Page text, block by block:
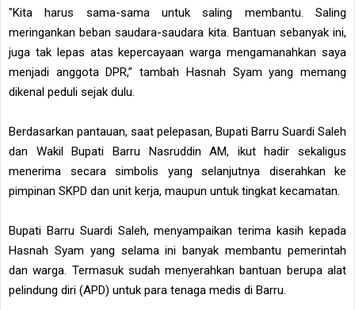
"Kita harus sama-sama untuk saling membantu. Saling
meringankan beban saudara-saudara kita. Bantuan sebanyak ini,
juga tak lepas atas kepercayaan warga mengamanahkan saya
menjadi anggota DPR,” tambah Hasnah Syam yang memang
dikenal peduli sejak dulu.
Berdasarkan pantauan, saat pelepasan, Bupati Barru Suardi Saleh
dan Wakil Bupati Barru Nasruddin AM, ikut hadir sekaligus
menerima secara simbolis yang selanjutnya diserahkan ke
pimpinan SKPD dan unit kerja, maupun untuk tingkat kecamatan.
Bupati Barru Suardi Saleh, menyampaikan terima kasih kepada
Hasnah Syam yang selama ini banyak membantu pemerintah
dan warga. Termasuk sudah menyerahkan bantuan berupa alat
pelindung diri (APD) untuk para tenaga medis di Barru.